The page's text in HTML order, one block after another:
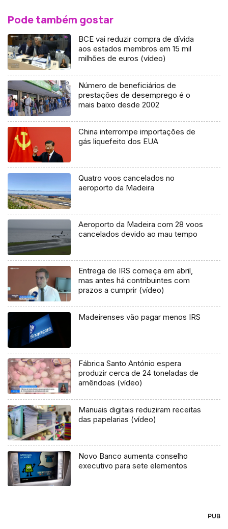
Pode também gostar
BCE vai reduzir compra de dívida
aos estados membros em 15 mil
milhões de euros (vídeo)
Número de beneficiários de
prestações de desemprego é o
mais baixo desde 2002
China interrompe importações de
gás liquefeito dos EUA
Quatro voos cancelados no
aeroporto da Madeira
Aeroporto da Madeira com 28 voos
cancelados devido ao mau tempo
Entrega de IRS começa em abril,
mas antes há contribuintes com
prazos a cumprir (vídeo)
Madeirenses vão pagar menos IRS
Fábrica Santo António espera
produzir cerca de 24 toneladas de
amêndoas (vídeo)
Manuais digitais reduziram receitas
das papelarias (vídeo)
Novo Banco aumenta conselho
executivo para sete elementos
PUB